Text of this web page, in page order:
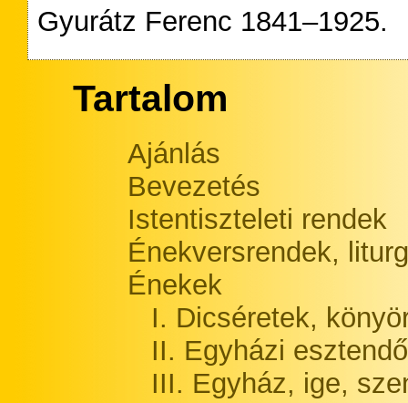
Gyurátz Ferenc 1841–1925.
Tartalom
Ajánlás
Bevezetés
Istentiszteleti rendek
Énekversrendek,
Énekek
I. Dicséretek,
II. Egyházi
III. Egyház, ige,